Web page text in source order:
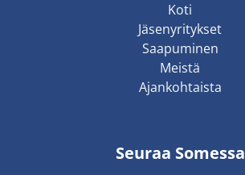
Koti
Jäsenyritykset
Saapuminen
Meistä
Ajankohtaista
Seuraa Somessa